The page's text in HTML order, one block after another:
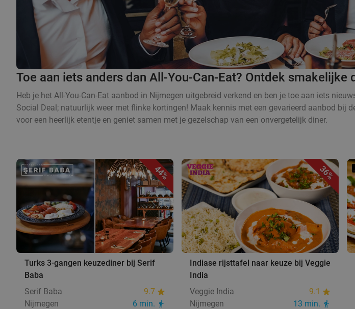
Toe aan iets anders dan All-You-Can-Eat? Ontdek
Heb je het All-You-Can-Eat aanbod in Nijmegen uitgebreid verkend en ben je toe aan iets
Social Deal; natuurlijk weer met flinke kortingen! Maak kennis met een gevarieerd aanbod bij
voor een heerlijk etentje en geniet samen met je gezelschap van een onvergetelijk diner.
44%
Turks 3-gangen keuzediner bij Serif
Baba
Serif Baba
9.7
Nijmegen
6 min.
36%
Indiase rijsttafel naar keuze bij Veggie
India
Veggie India
9.1
Nijmegen
13 min.